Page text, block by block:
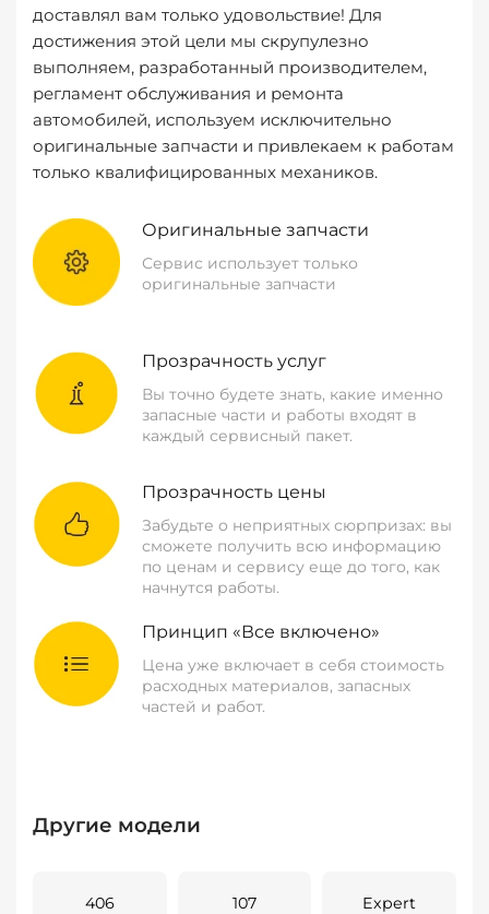
доставлял вам только удовольствие! Для
достижения этой цели мы скрупулезно
выполняем, разработанный производителем,
регламент обслуживания и ремонта
автомобилей, используем исключительно
оригинальные запчасти и привлекаем к работам
только квалифицированных механиков.
Оригинальные запчасти
Сервис использует только
оригинальные запчасти
Прозрачность услуг
Вы точно будете знать, какие именно
запасные части и работы входят в
каждый сервисный пакет.
Прозрачность цены
Забудьте о неприятных сюрпризах: вы
сможете получить всю информацию
по ценам и сервису еще до того, как
начнутся работы.
Принцип «Все включено»
Цена уже включает в себя стоимость
расходных материалов, запасных
частей и работ.
Другие модели
406 107 Expert